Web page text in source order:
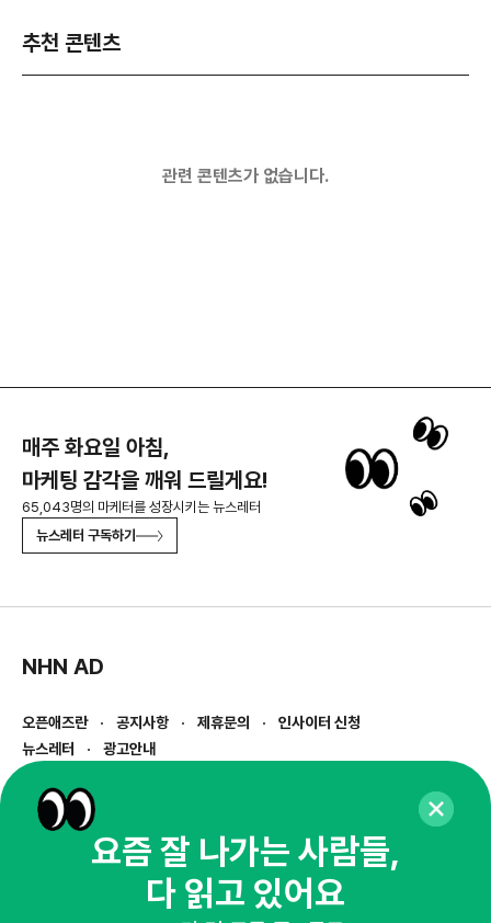
추천 콘텐츠
관련 콘텐츠가 없습니다.
매주 화요일 아침,
마케팅 감각을 깨워 드릴게요!
65,043명의 마케터를 성장시키는 뉴스레터
뉴스레터 구독하기
NHN AD
오픈애즈란 공지사항 제휴문의
인사이터 신청
뉴스레터
광고안내
경기도 성남시 분당구 대왕판교로645번길 16
사업자등록번호 : 144-81-27690(
통신판매업신고번호 : 2014-경기성남-1023
호스팅서비스사업자 : 오픈애즈
1800-2198
요즘 잘 나가는 사람들,
다 읽고 있어요